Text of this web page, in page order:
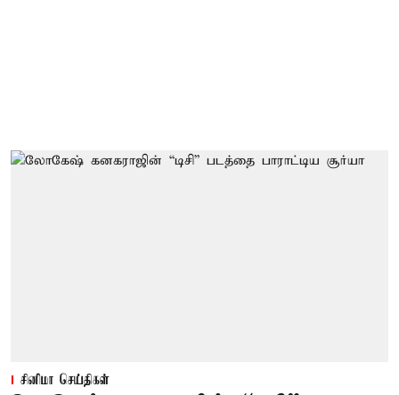
சினிமா செய்திகள்